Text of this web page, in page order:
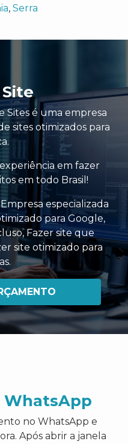
, Serra
Sites é uma empresa
sites otimizados para
em fazer
em todo Brasil!
Empresa especializada
para Google,
, Fazer site que
site otimizado para
.
WhatsApp
no WhatsApp e
Após abrir a janela